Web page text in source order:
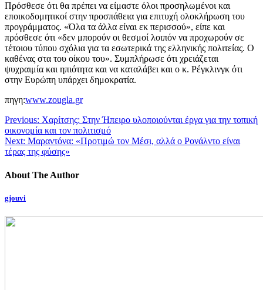
Πρόσθεσε ότι θα πρέπει να είμαστε όλοι προσηλωμένοι και
εποικοδομητικοί στην προσπάθεια για επιτυχή ολοκλήρωση του
προγράμματος. «Όλα τα άλλα είναι εκ περισσού», είπε και
πρόσθεσε ότι «δεν μπορούν οι θεσμοί λοιπόν να προχωρούν σε
τέτοιου τύπου σχόλια για τα εσωτερικά της ελληνικής πολιτείας. Ο
καθένας στα του οίκου του». Συμπλήρωσε ότι χρειάζεται
ψυχραιμία και ηπιότητα και να καταλάβει και ο κ. Ρέγκλινγκ ότι
στην Ευρώπη υπάρχει δημοκρατία.
πηγη:www.zougla.gr
Previous: Χαρίτσης: Στην Ήπειρο υλοποιούνται έργα για την τοπική
οικονομία και τον πολιτισμό
Next: Μαραντόνα: «Προτιμώ τον Μέσι, αλλά ο Ρονάλντο είναι
τέρας της φύσης»
About The Author
gjouvi